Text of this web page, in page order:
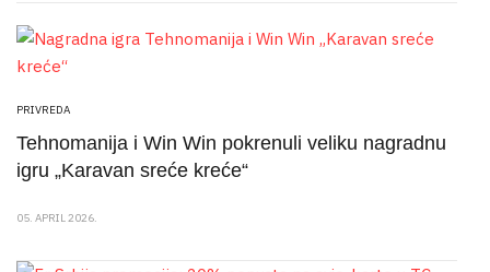
PRIVREDA
Tehnomanija i Win Win pokrenuli veliku nagradnu
igru „Karavan sreće kreće“
05. APRIL 2026.